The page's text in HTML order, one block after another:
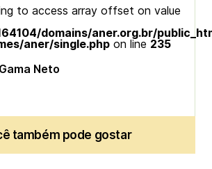
to access array offset on value
domains/aner.org.br/
aner/single.php on line 235
Neto
também pode gostar